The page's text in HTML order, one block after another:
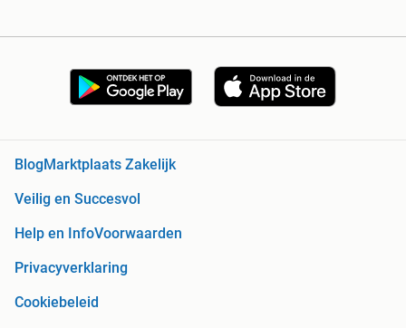
Blog Marktplaats Zakelijk
Veilig en Succesvol
Help en InfoVoorwaarden
Privacyverklaring
Cookiebeleid